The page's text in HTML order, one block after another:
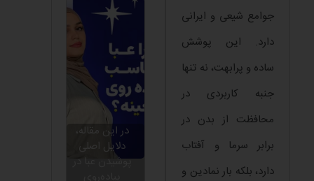
جوامع شیعی و ایرانی
دارد. این پوشش
ساده و پرابهت، نه تنها
جنبه کاربردی در
محافظت از بدن در
برابر سرما و آفتاب
دارد، بلکه بار نمادین و
در این مقاله،
دلایل اصلی
پوشیدن عبا در